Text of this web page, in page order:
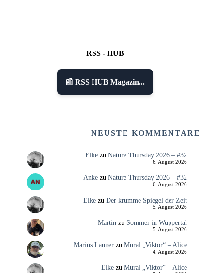
RSS - HUB
📰 RSS HUB Magazin...
NEUSTE KOMMENTARE
Elkezu Nature Thursday 2026 – #32
6. August 2026
Ankezu Nature Thursday 2026 – #32
6. August 2026
Elkezu Der krumme Spiegel der Zeit
5. August 2026
Martin zu Sommer in Wuppertal
5. August 2026
Marius Launerzu Mural „Viktor“ – Alice
4. August 2026
Elkezu Mural „Viktor“ – Alice